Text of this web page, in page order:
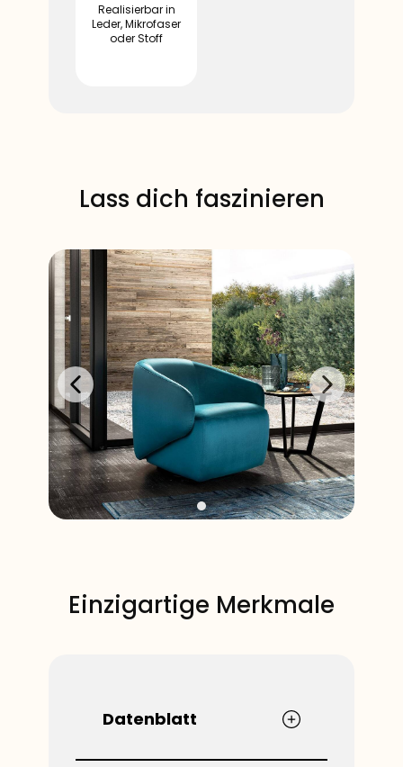
​Realisierbar in
Leder, Mikrofaser
oder Stoff
​​Lass dich ​faszinieren
​Einzigartige Merkmale
​​Datenblatt